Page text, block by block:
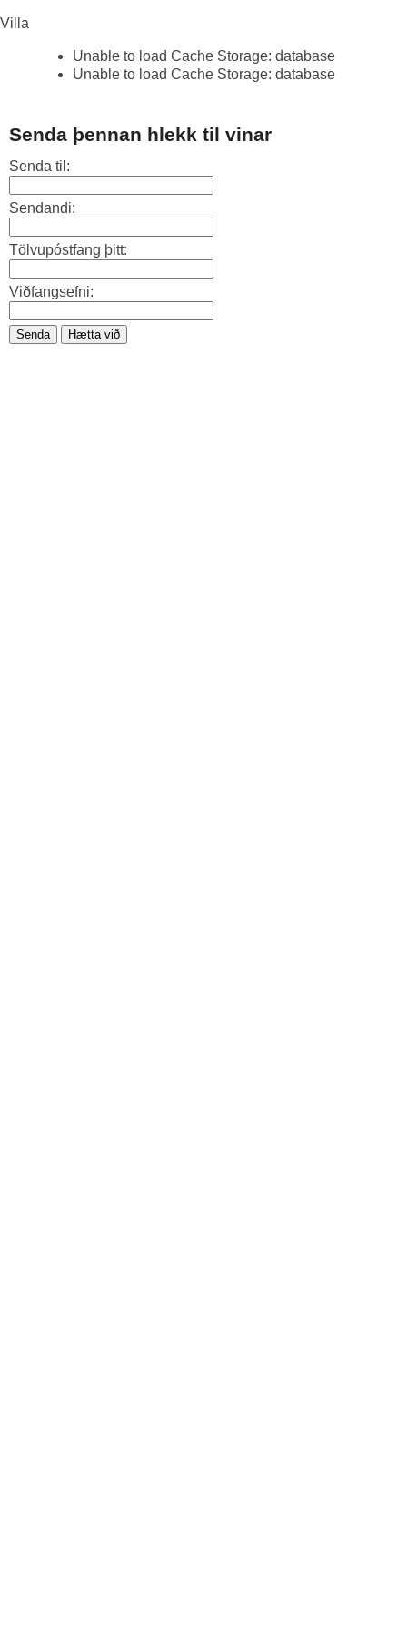
Villa
Unable to load Cache Storage: database
Unable to load Cache Storage: database
Senda þennan hlekk til vinar
Senda til:
Sendandi:
Tölvupóstfang þitt:
Viðfangsefni:
Senda Hætta við